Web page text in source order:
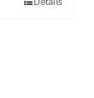
Details